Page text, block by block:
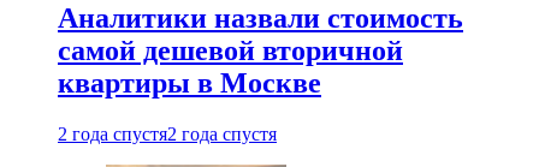
Аналитики назвали стоимость
самой дешевой вторичной
квартиры в Москве
2 года спустя2 года спустя